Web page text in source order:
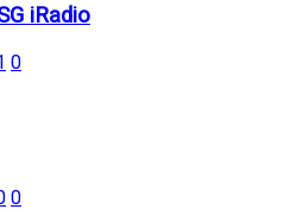
iRadio
0
0